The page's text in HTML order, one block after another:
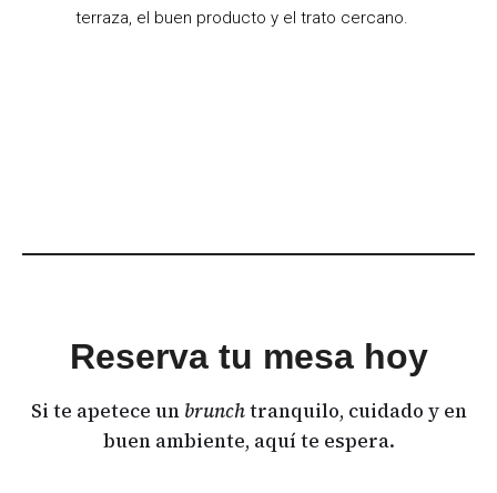
terraza, el buen producto y el trato cercano.
Reserva tu mesa hoy
Si te apetece un brunchtranquilo, cuidado y en
buen ambiente, aquí te espera.